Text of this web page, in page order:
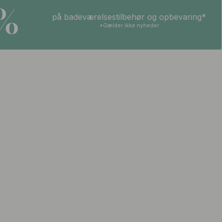
på badeværelsestilbehør og opbevaring*
*Gælder ikke nyheder